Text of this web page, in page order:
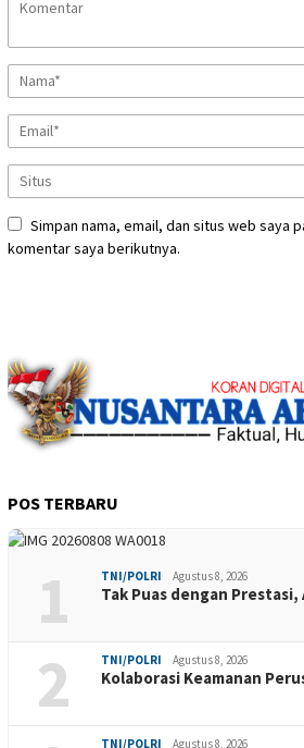
Simpan nama, email, dan situs web saya
komentar saya berikutnya.
POS TERBARU
1 TNI/POLRI Agustus 8, 2026
Tak Puas dengan Prestasi,
2 TNI/POLRI Agustus 8, 2026
Kolaborasi Keamanan
TNI/POLRI Agustus 8, 2026